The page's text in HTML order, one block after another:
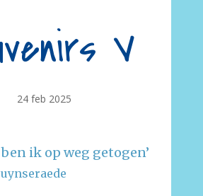
V
24 feb 2025
ben ik op weg getogen’